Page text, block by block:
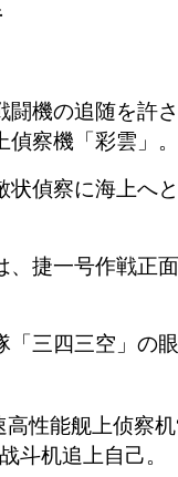
闘機の追随を許
偵察機「彩雲」。
状偵察に海上へ
、捷一号作戦正
「三四三空」の
高性能舰上侦察机
斗机追上自己。